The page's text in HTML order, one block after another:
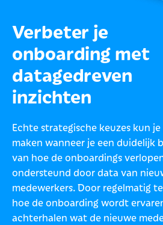
Verbeter je
onboarding met
datagedreven
inzichten
Echte strategische keuzes kun je
maken wanneer je een duidelijk
van hoe de onboardings
ondersteund door data van
medewerkers. Door regelmatig
hoe de onboarding wordt
achterhalen wat de nieuwe